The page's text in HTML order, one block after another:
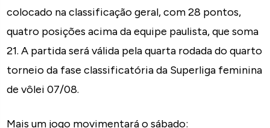
colocado na classificação geral, com 28 pontos,
quatro posições acima da equipe paulista, que soma
21. A partida será válida pela quarta rodada do quarto
torneio da fase classificatória da Superliga feminina
de vôlei 07/08.
Mais um jogo movimentará o sábado: